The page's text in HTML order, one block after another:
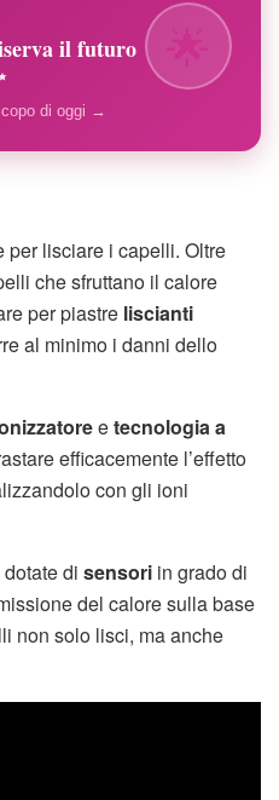
il futuro
di oggi →
per lisciare i capelli. Oltre
che sfruttano il calore
per piastre liscianti
al minimo i danni dello
etecnologia a
efficacemente l’effetto
con gli ioni
di sensori in grado di
del calore sulla base
non solo lisci, ma anche